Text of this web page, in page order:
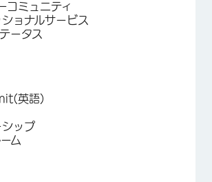
コミュニティ
ョナルサービス
ータス
英語)
シップ
ム